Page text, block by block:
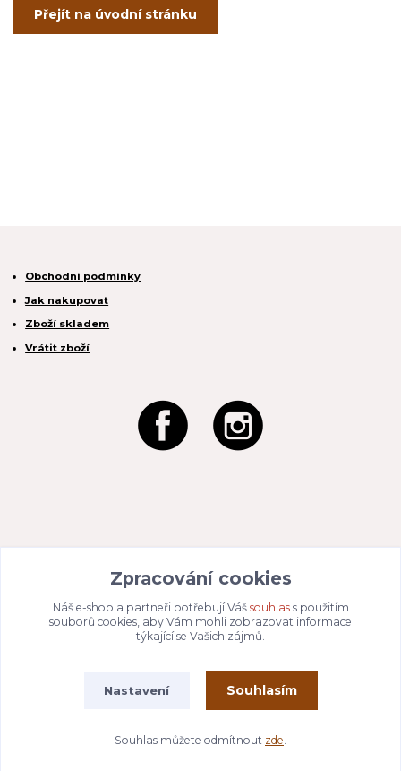
Přejít na úvodní stránku
Obchodní podmínky
Jak nakupovat
Zboží skladem
Vrátit zboží
049 80 662
/ DIČ: CZ04980662
info@dizajnvbydleni.cz
940 214 829
Vytvořeno na Eshop-rychle.cz
Zpracování cookies
Náš e-shop a partneři potřebují Váš souhlass použitím
souborů cookies, aby Vám mohli zobrazovat informace
týkající se Vašich zájmů.
Nastavení Souhlasím
Souhlas můžete odmítnout zde